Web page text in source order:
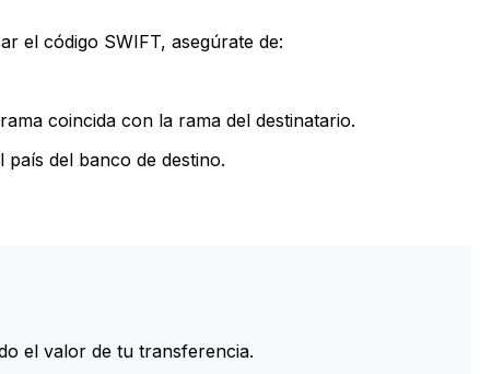
el código SWIFT, asegúrate de:
coincida con la rama del destinatario.
del banco de destino.
el valor de tu transferencia.